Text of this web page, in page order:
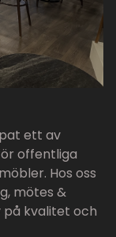
ett av
offentliga
Hos oss
mötes &
kvalitet och